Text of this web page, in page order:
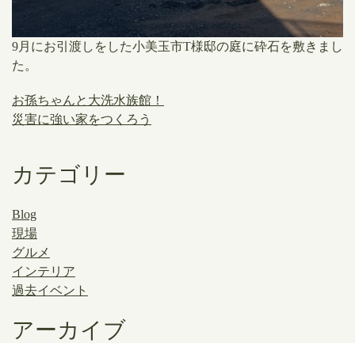
9月にお引渡しをした小美玉市T様邸の庭に砕石を敷きまし
た。
お孫ちゃんと大洗水族館！
災害に強い家をつくろう
カテゴリー
Blog
現場
グルメ
インテリア
過去イベント
アーカイブ